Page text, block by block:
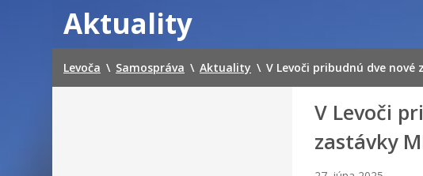
Aktuality
Levoča \ Samospráva \ Aktuality \ V Levoči pribudnú dve nové
V Levoči
zastávky